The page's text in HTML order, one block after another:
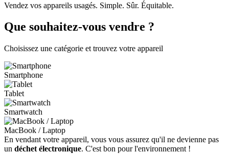
Vendez vos appareils usagés. Simple. Sûr. Équitable.
Que souhaitez-vous vendre ?
Choisissez une catégorie et trouvez votre appareil
Smartphone
Tablet
Smartwatch
MacBook / Laptop
En vendant votre appareil, vous vous assurez qu'il ne devienne pas
un déchet électronique. C'est bon pour l'environnement !